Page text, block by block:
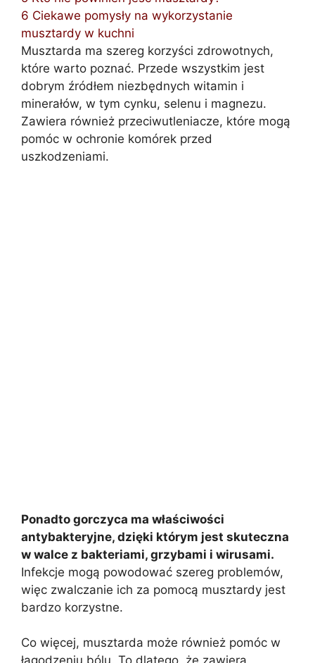
6 Ciekawe pomysły na wykorzystanie
musztardy w kuchni
Musztarda ma szereg korzyści zdrowotnych,
które warto poznać. Przede wszystkim jest
dobrym źródłem niezbędnych witamin i
minerałów, w tym cynku, selenu i magnezu.
Zawiera również przeciwutleniacze, które mogą
pomóc w ochronie komórek przed
uszkodzeniami.
Ponadto gorczyca ma właściwości
antybakteryjne, dzięki którym jest skuteczna
w walce z bakteriami, grzybami i wirusami.
Infekcje mogą powodować szereg problemów,
więc zwalczanie ich za pomocą musztardy jest
bardzo korzystne.
Co więcej, musztarda może również pomóc w